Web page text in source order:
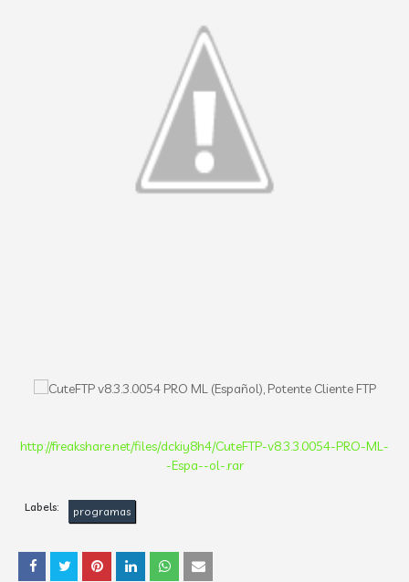
http://freakshare.net/files/dckiy8h4/CuteFTP-v8.3.3.0054-PRO-ML-
-Espa--ol-.rar
Labels: programas